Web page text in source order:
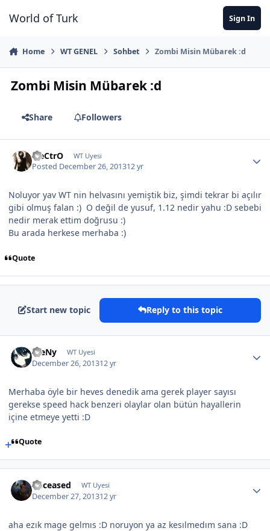
World of Turk Sign In
Home WT GENEL Sohbet Zombi Misin Mübarek :d
Zombi Misin Mübarek :d
Share Followers
EleCtrO WT Uyesi
Posted December 26, 201312 yr
Noluyor yav WT nin helvasını yemiştik biz, şimdi tekrar bi açılır
gibi olmuş falan :) O değil de yusuf, 1.12 nedir yahu :D sebebi
nedir merak ettim doğrusu :)
Bu arada herkese merhaba :)
Quote
Start new topic Reply to this topic
WeNy WT Uyesi
December 26, 201312 yr
Merhaba öyle bir heves denedik ama gerek player sayısı
gerekse speed hack benzeri olaylar olan bütün hayallerin
içine etmeye yetti :D
Quote
Deceased WT Uyesi
December 27, 201312 yr
aha ezık mage gelmıs :D noruyon ya az kesılmedım sana :D